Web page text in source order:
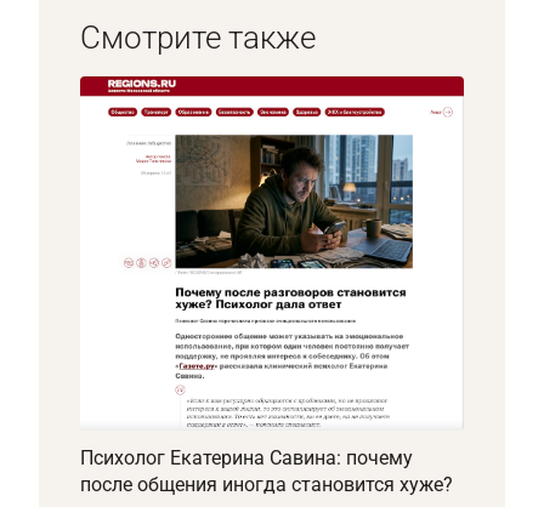
Смотрите также
Психолог Екатерина Савина: почему
после общения иногда становится хуже?